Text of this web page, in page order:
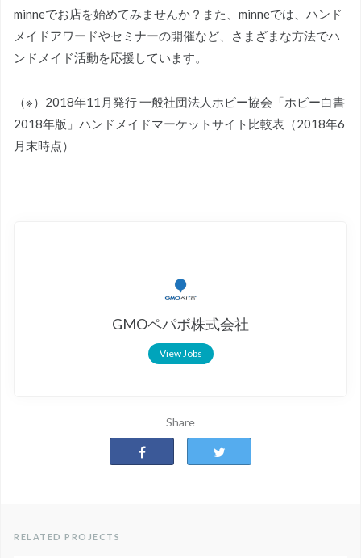
minneでお店を始めてみませんか？また、minneでは、ハンド
メイドアワードやセミナーの開催など、さまざまな方法でハ
ンドメイド活動を応援しています。
（※）2018年11月発行 一般社団法人ホビー協会「ホビー白書
2018年版」ハンドメイドマーケットサイト比較表（2018年6
月末時点）
GMOペパボ株式会社
View Jobs
Share
RELATED PROJECTS